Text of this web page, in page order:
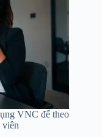
VNC để theo
viên